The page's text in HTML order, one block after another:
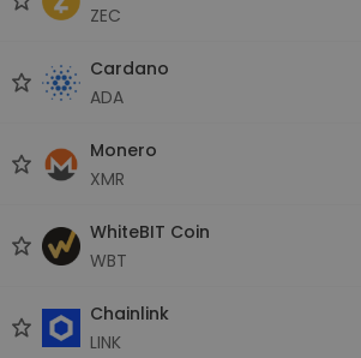
ZEC
Cardano
ADA
Monero
XMR
WhiteBIT Coin
WBT
Chainlink
LINK